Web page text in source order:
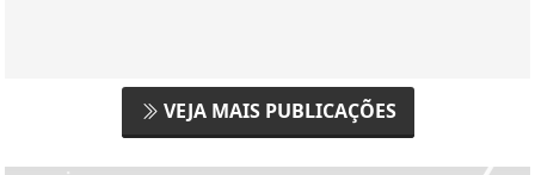
VEJA MAIS PUBLICAÇÕES